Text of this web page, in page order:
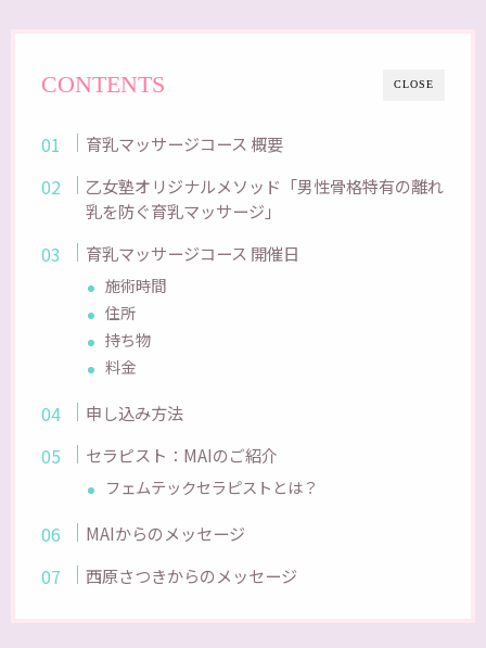
CLOSE
CONTENTS
育乳マッサージコース 概要
乙女塾オリジナルメソッド「男性骨格特有の離れ
乳を防ぐ育乳マッサージ」
育乳マッサージコース 開催日
施術時間
住所
持ち物
料金
申し込み方法
セラピスト：MAIのご紹介
フェムテックセラピストとは？
MAIからのメッセージ
西原さつきからのメッセージ